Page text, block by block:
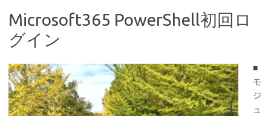
Microsoft365 PowerShell初回ロ
グイン
■
モ
ジ
ュ